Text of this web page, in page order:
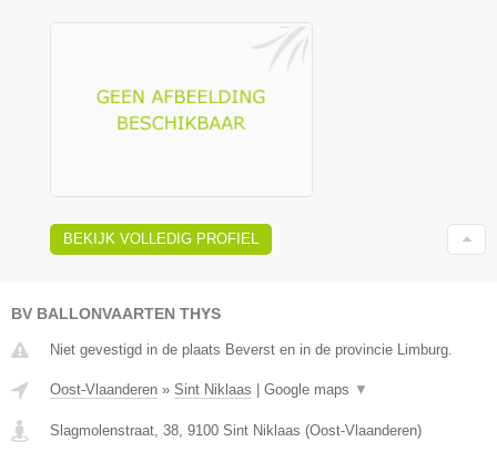
BEKIJK VOLLEDIG PROFIEL
BV BALLONVAARTEN THYS
Niet gevestigd in de plaats Beverst en in de provincie Limburg.
Oost-Vlaanderen » Sint Niklaas Google maps ▼
Slagmolenstraat, 38, 9100 Sint Niklaas (Oost-Vlaanderen)